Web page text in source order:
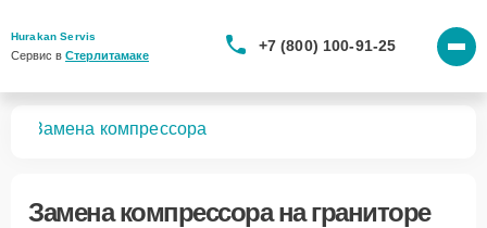
Hurakan Servis
Сервис в Стерлитамаке
+7 (800) 100-91-25
Замена компрессора
Замена компрессорана граниторе